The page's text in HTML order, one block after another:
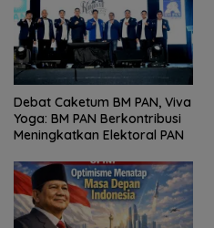
Debat Caketum BM PAN, Viva
Yoga: BM PAN Berkontribusi
Meningkatkan Elektoral PAN